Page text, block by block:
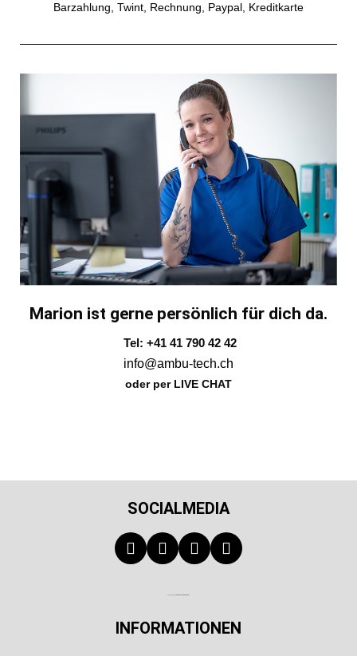
Barzahlung, Twint, Rechnung, Paypal, Kreditkarte
Marion ist gerne persönlich für dich da.
Tel: +41 41 790 42 42
info@ambu-tech.ch
oder per LIVE CHAT
SOCIALMEDIA
INFORMATIONEN